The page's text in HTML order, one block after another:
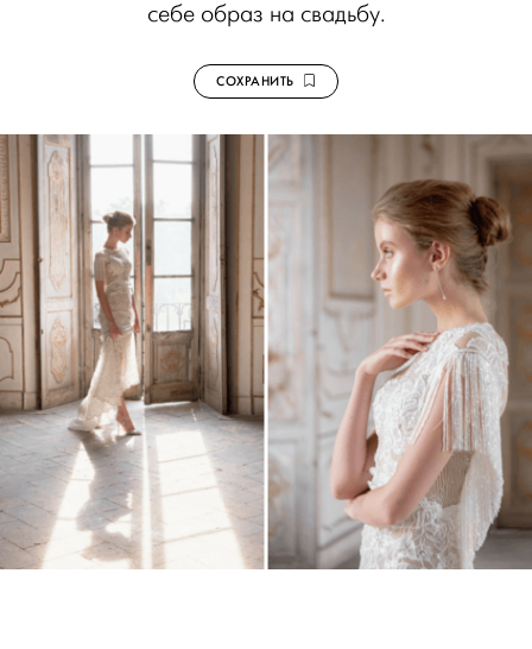
себе образ на свадьбу.
СОХРАНИТЬ